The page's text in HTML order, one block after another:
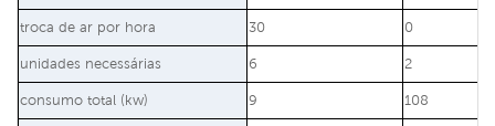
troca de ar por hora 30 0
unidades necessárias 6 2
consumo total (kw) 9 108